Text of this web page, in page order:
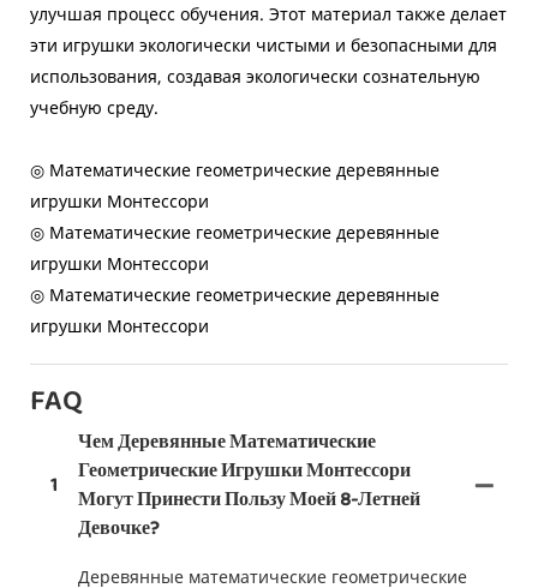
улучшая процесс обучения. Этот материал также делает
эти игрушки экологически чистыми и безопасными для
использования, создавая экологически сознательную
учебную среду.
◎ Математические геометрические деревянные
игрушки Монтессори
◎ Математические геометрические деревянные
игрушки Монтессори
◎ Математические геометрические деревянные
игрушки Монтессори
FAQ
1
Чем Деревянные Математические
Геометрические Игрушки Монтессори
Могут Принести Пользу Моей 8-Летней
Девочке?
Деревянные математические геометрические